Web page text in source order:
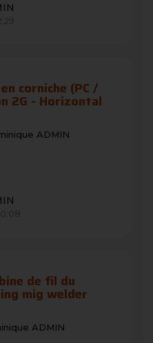
corniche (PC /
2G - Horizontal
ADMIN
de fil du
mig welder
ADMIN